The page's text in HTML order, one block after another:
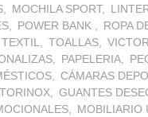
MOCHILA SPORT
POWER BANK
ROPA
TEXTIL TOALLAS
PAPELERIA
CÁMARAS
GUANTES
MOBILIARIO